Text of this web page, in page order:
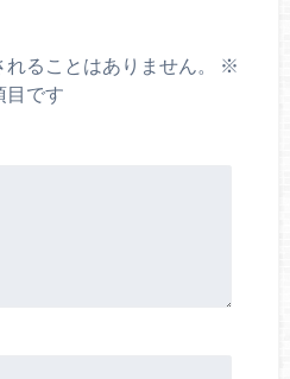
ることはありません。
※
目です